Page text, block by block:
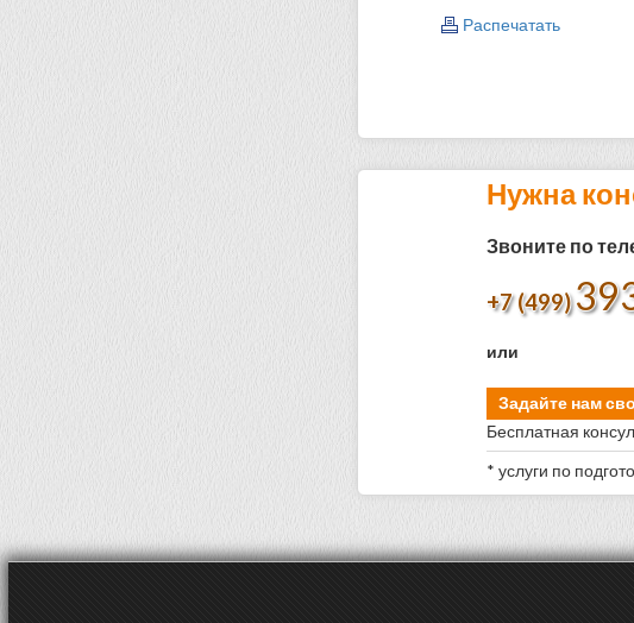
Распечатать
Нужна
Звоните по
+7 (499)
или
Задайте нам
Бесплатная
* услуги по